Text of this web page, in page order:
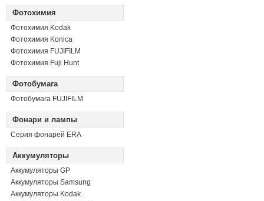
Фотохимия
Фотохимия Kodak
Фотохимия Konica
Фотохимия FUJIFILM
Фотохимия Fuji Hunt
Фотобумага
Фотобумага FUJIFILM
Фонари и лампы
Серия фонарей ERA
Аккумуляторы
Аккумуляторы GP
Аккумуляторы Samsung
Аккумуляторы Kodak